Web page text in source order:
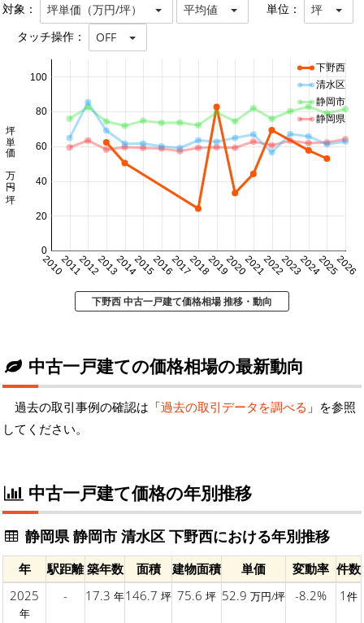
対象： 坪単価（万円/坪） 平均値 単位： 坪
タッチ操作： OFF
20102011201220132014201520162017201820192020202120222023202420252026
0
20
40
60
80
100
坪単価 万円/坪
下野西
清水区
静岡市
静岡県
下野西 中古一戸建て価格相場 推移・動向
中古一戸建ての価格相場の最新動向
過去の取引事例の確認は「過去の取引データを調べる 」を参照
してください。
中古一戸建て価格の年別推移
静岡県 静岡市 清水区 下野西における年別推移
年 駅距離 築年数 面積 建物面積 単価 変動率 件数
2025
年
- 17.3 年146.7 坪 75.6 坪 52.9 万円/坪 -8.2% 1 件